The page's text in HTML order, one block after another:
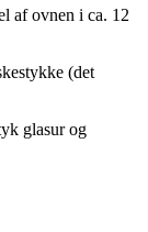
af ovnen i ca. 12
(det
glasur og